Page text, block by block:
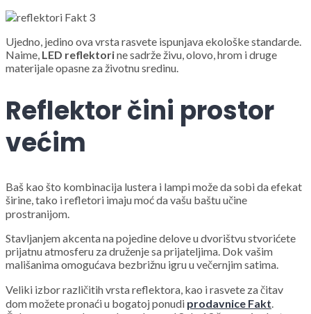
Ujedno, jedino ova vrsta rasvete ispunjava ekološke standarde.
Naime, LED reflektorine sadrže živu, olovo, hrom i druge
materijale opasne za životnu sredinu.
Reflektor čini prostor
većim
Baš kao što kombinacija lustera i lampi može da sobi da efekat
širine, tako i refletori imaju moć da vašu baštu učine
prostranijom.
Stavljanjem akcenta na pojedine delove u dvorištvu stvorićete
prijatnu atmosferu za druženje sa prijateljima. Dok vašim
mališanima omogućava bezbrižnu igru u večernjim satima.
Veliki izbor različitih vrsta reflektora, kao i rasvete za čitav
dom možete pronaći u bogatoj ponudi prodavnice Fakt